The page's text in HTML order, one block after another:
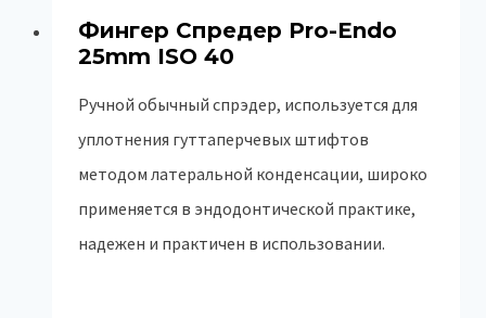
Фингер Спредер Pro-Endo
25mm ISO 40
Ручной обычный спрэдер, используется для
уплотнения гуттаперчевых штифтов
методом латеральной конденсации, широко
применяется в эндодонтической практике,
надежен и практичен в использовании.